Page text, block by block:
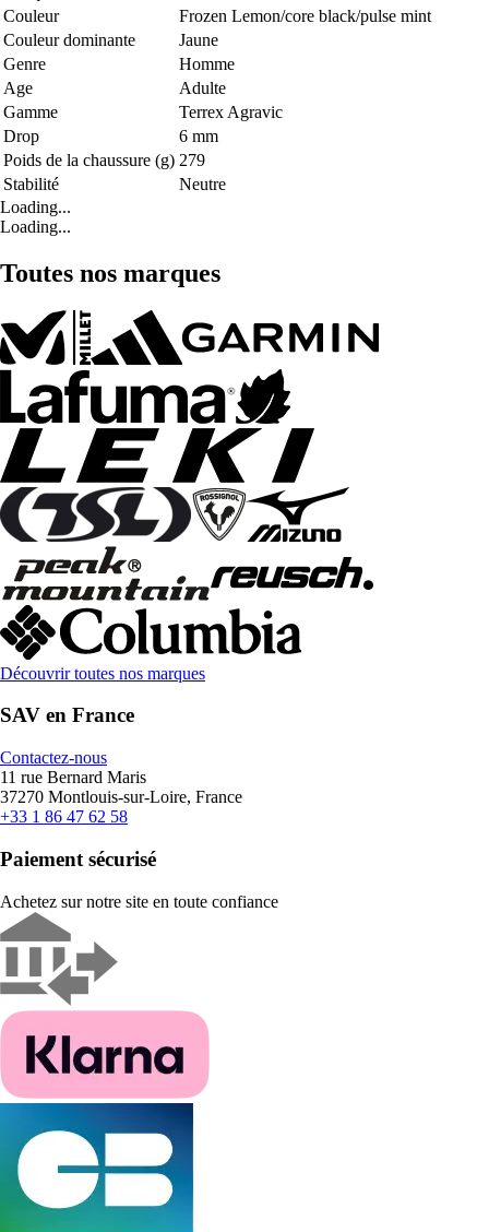
Couleur
Frozen Lemon/core black/pulse mint
Couleur dominante
Jaune
Genre
Homme
Age
Adulte
Gamme
Terrex Agravic
Drop
6 mm
Poids de la chaussure (g) 279
Stabilité
Neutre
Loading...
Loading...
Toutes nos marques
Découvrir toutes nos marques
SAV en France
Contactez-nous
11 rue Bernard Maris
37270 Montlouis-sur-Loire, France
+33 1 86 47 62 58
Paiement sécurisé
Achetez sur notre site en toute confiance